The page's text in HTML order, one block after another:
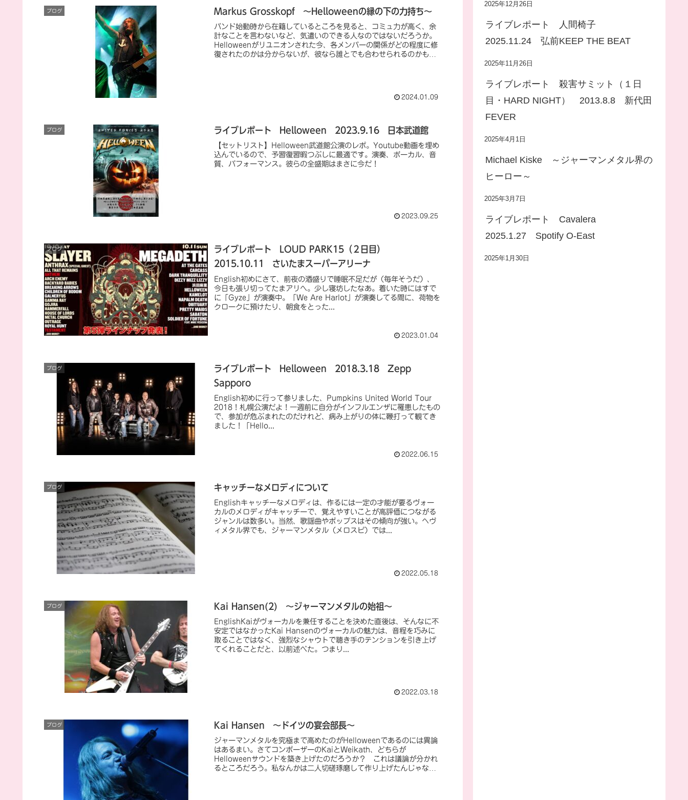
ブログ Markus Grosskopf ～Helloweenの縁の下の力持ち～
バンド始動時から在籍しているところを見ると、コミュ力が高く、余
計なことを言わないなど、気遣いのできる人なのではないだろうか。
Helloweenがリユニオンされた今、各メンバーの関係がどの程度に修
復されたのかは分からないが、彼なら誰とでも合わせられるのかもし
2024.01.09
ブログ ライブレポート Helloween 2023.9.16 日本武道館
【セットリスト】Helloween武道館公演のレポ。Youtube動画を埋め
込んでいるので、予習復習暇つぶしに最適です。演奏、ボーカル、音
質、パフォーマンス。彼らの全盛期はまさに今だ！
2023.09.25
ブログ
ライブレポート LOUD PARK15（２日目）
2015.10.11 さいたまスーパーアリーナ
English初めにさて、前夜の酒盛りで睡眠不足だが（毎年そうだ）、
今日も張り切ってたまアリへ。少し寝坊したなあ。着いた時にはすで
に「Gyze」が演奏中。「We Are Harlot」が演奏してる間に、荷物を
クロークに預けたり、朝食をとった...
2023.01.04
ブログ
ライブレポート Helloween 2018.3.18 Zepp
Sapporo
English初めに行って参りました、Pumpkins United World Tour
2018！札幌公演だよ！一週前に自分がインフルエンザに罹患したもの
で、参加が危ぶまれたのだけれど、病み上がりの体に鞭打って観てき
ました！「Hello...
2022.06.15
ブログ キャッチーなメロディについて
Englishキャッチーなメロディは、作るには一定の才能が要るヴォー
カルのメロディがキャッチーで、覚えやすいことが高評価につながる
ジャンルは数多い。当然、歌謡曲やポップスはその傾向が強い。ヘヴ
ィメタル界でも、ジャーマンメタル（メロスピ）では...
2022.05.18
ブログ Kai Hansen(2) ～ジャーマンメタルの始祖～
EnglishKaiがヴォーカルを兼任することを決めた直後は、そんなに不
安定ではなかったKai Hansenのヴォーカルの魅力は、音程を巧みに
取ることではなく、強烈なシャウトで聴き手のテンションを引き上げ
てくれることだと、以前述べた。つまり...
2022.03.18
ブログ Kai Hansen ～ドイツの宴会部長～
ジャーマンメタルを究極まで高めたのがHelloweenであるのには異論
はあるまい。さてコンポーザーのKaiとWeikath、どちらが
Helloweenサウンドを築き上げたのだろうか？ これは議論が分かれ
るところだろう。私なんかは二人切磋琢磨して作り上げたんじゃない
2025年12月26日
ライブレポート 人間椅子
2025.11.24 弘前KEEP THE BEAT
2025年11月26日
ライブレポート 殺害サミット（１日
目・HARD NIGHT） 2013.8.8 新代田
FEVER
2025年4月1日
Michael Kiske ～ジャーマンメタル界の
ヒーロー～
2025年3月7日
ライブレポート Cavalera
2025.1.27 Spotify O-East
2025年1月30日